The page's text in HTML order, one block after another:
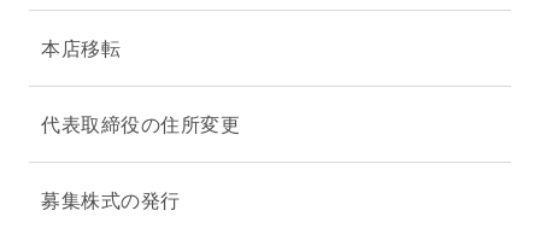
本店移転
代表取締役の住所変更
募集株式の発行